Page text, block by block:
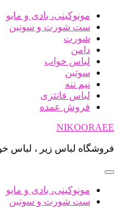
پرش
محتوا
مونوکینی، بادی و مایو
ست شورت و سوتین
شورت
دامن
لباس خواب
سوتین
نیم تنه
لباس فانتزی
فروش عمده
NIKOORAEE
فروشگاه لباس زیر ، لباس
مونوکینی، بادی و مایو
ست شورت و سوتین